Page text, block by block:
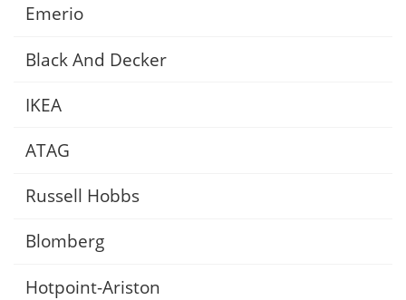
Emerio
Black And Decker
IKEA
ATAG
Russell Hobbs
Blomberg
Hotpoint-Ariston